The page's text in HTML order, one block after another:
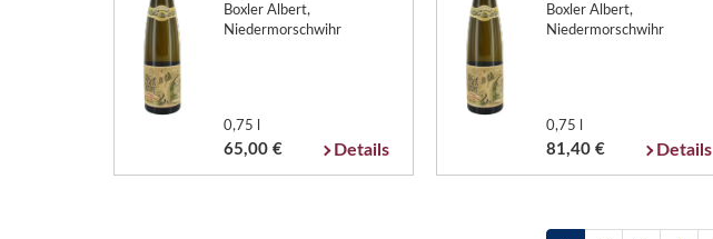
Boxler Albert,
Niedermorschwihr
0,75 l
65,00 € Details
Boxler Albert,
Niedermorschwihr
0,75 l
81,40 € Details